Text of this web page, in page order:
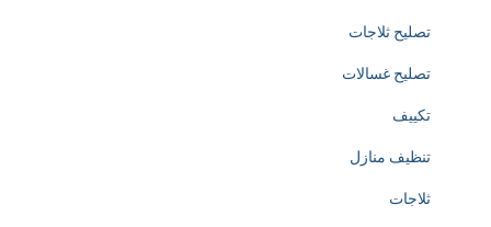
o
h
e
c
تصليح ثلاجات
تصليح غسالات
تكييف
تنظيف منازل
ثلاجات